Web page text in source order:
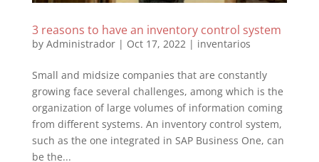
3 reasons to have an inventory control system
by Administrador| Oct 17, 2022| inventarios
Small and midsize companies that are constantly
growing face several challenges, among which is the
organization of large volumes of information coming
from different systems. An inventory control system,
such as the one integrated in SAP Business One, can
be the...